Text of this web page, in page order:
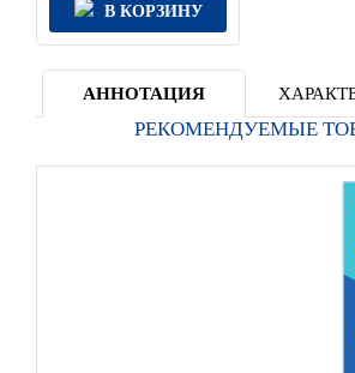
В КОРЗИНУ
АННОТАЦИЯ
РЕКОМЕНДУЕМЫЕ